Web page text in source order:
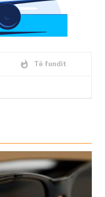
whatshot Të fundit